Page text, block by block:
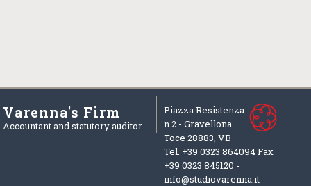
Varenna's Firm
Accountant and statutory auditor
Piazza Resistenza
n.2 -Gravellona
Toce28883,VB
Tel. +390323 864094Fax
+390323 845120 -
info@studiovarenna.it